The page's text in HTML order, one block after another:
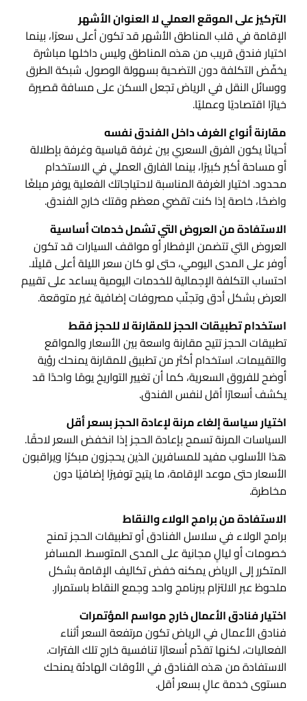
التركيز على الموقع العملي لا العنوان الأشهر
الإقامة في قلب المناطق الأشهر قد تكون أعلى سعرًا، بينما
اختيار فندق قريب من هذه المناطق وليس داخلها مباشرة
يخفّض التكلفة دون التضحية بسهولة الوصول. شبكة الطرق
ووسائل النقل في الرياض تجعل السكن على مسافة قصيرة
خيارًا اقتصاديًا وعمليًا.
مقارنة أنواع الغرف داخل الفندق نفسه
أحيانًا يكون الفرق السعري بين غرفة قياسية وغرفة بإطلالة
أو مساحة أكبر كبيرًا، بينما الفارق العملي في الاستخدام
محدود. اختيار الغرفة المناسبة لاحتياجاتك الفعلية يوفر مبلغًا
واضحًا، خاصة إذا كنت تقضي معظم وقتك خارج الفندق.
الاستفادة من العروض التي تشمل خدمات أساسية
العروض التي تتضمن الإفطار أو مواقف السيارات قد تكون
أوفر على المدى اليومي، حتى لو كان سعر الليلة أعلى قليلًا.
احتساب التكلفة الإجمالية للخدمات اليومية يساعد على تقييم
العرض بشكل أدق وتجنّب مصروفات إضافية غير متوقعة.
استخدام تطبيقات الحجز للمقارنة لا للحجز فقط
تطبيقات الحجز تتيح مقارنة واسعة بين الأسعار والمواقع
والتقييمات. استخدام أكثر من تطبيق للمقارنة يمنحك رؤية
أوضح للفروق السعرية، كما أن تغيير التواريخ يومًا واحدًا قد
يكشف أسعارًا أقل لنفس الفندق.
اختيار سياسة إلغاء مرنة لإعادة الحجز بسعر أقل
السياسات المرنة تسمح بإعادة الحجز إذا انخفض السعر لاحقًا.
هذا الأسلوب مفيد للمسافرين الذين يحجزون مبكرًا ويراقبون
الأسعار حتى موعد الإقامة، ما يتيح توفيرًا إضافيًا دون
مخاطرة.
الاستفادة من برامج الولاء والنقاط
برامج الولاء في سلاسل الفنادق أو تطبيقات الحجز تمنح
خصومات أو ليالٍ مجانية على المدى المتوسط. المسافر
المتكرر إلى الرياض يمكنه خفض تكاليف الإقامة بشكل
ملحوظ عبر الالتزام ببرنامج واحد وجمع النقاط باستمرار.
اختيار فنادق الأعمال خارج مواسم المؤتمرات
فنادق الأعمال في الرياض تكون مرتفعة السعر أثناء
الفعاليات، لكنها تقدّم أسعارًا تنافسية خارج تلك الفترات.
الاستفادة من هذه الفنادق في الأوقات الهادئة يمنحك
مستوى خدمة عالٍ بسعر أقل.